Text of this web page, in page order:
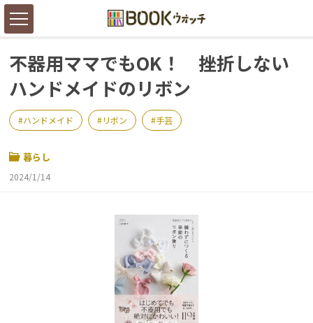
不器用ママでもOK！ 挫折しない
ハンドメイドのリボン
ハンドメイド リボン 手芸
暮らし
2024/1/14